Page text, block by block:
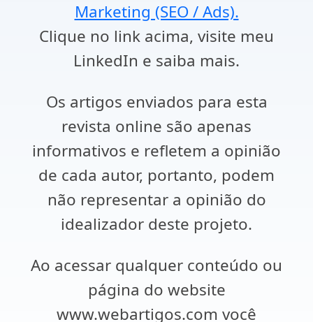
Marketing (SEO / Ads).
Clique no link acima, visite meu
LinkedIn e saiba mais.
Os artigos enviados para esta
revista online são apenas
informativos e refletem a opinião
de cada autor, portanto, podem
não representar a opinião do
idealizador deste projeto.
Ao acessar qualquer conteúdo ou
página do website
www.webartigos.com você